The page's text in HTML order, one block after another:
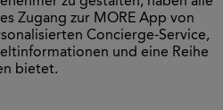
Zugang zur MORE App von
Concierge-Service,
und eine Reihe
bietet.